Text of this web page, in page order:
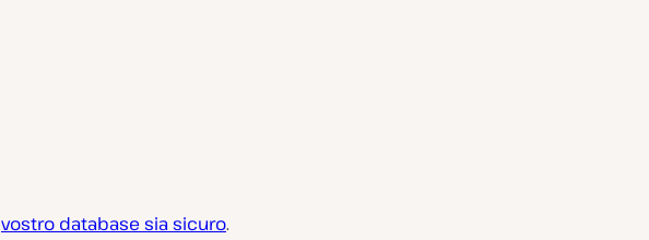
vostro database sia sicuro.